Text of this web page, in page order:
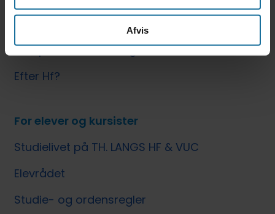
Afvis
Kompetencevurdering
Efter Hf?
For elever og kursister
Studielivet på TH. LANGS HF & VUC
Elevrådet
Studie- og ordensregler